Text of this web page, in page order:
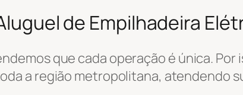
de Empilhadeira
que cada operação é única.
a região metropolitana, atendendo